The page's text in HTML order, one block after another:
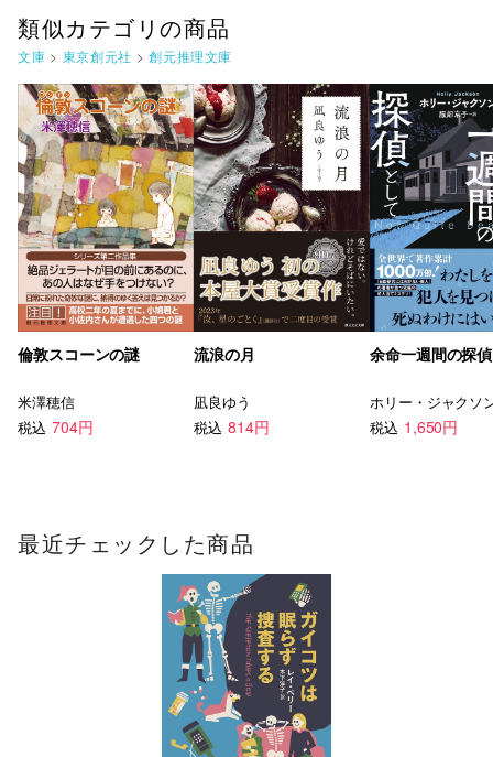
類似カテゴリの商品
文庫 > 東京創元社 > 創元推理文庫
倫敦スコーンの謎
米澤穂信
税込 704円
流浪の月
凪良ゆう
税込 814円
余命一週間の探
ホリー・ジャクソ
税込 1,650円
最近チェックした商品